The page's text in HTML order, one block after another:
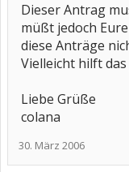
Dieser Antrag
müßt jedoch
diese Anträge
Vielleicht hilft
Liebe Grüße
colana
30. März 2006